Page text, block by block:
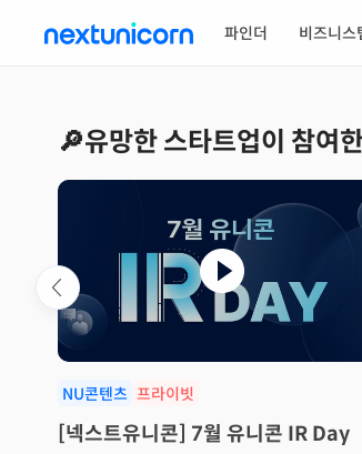
파인더 비즈니스
🔎유망한 스타트업이 참여
NU콘텐츠 프라이빗
[넥스트유니콘] 7월 유니콘 IR Day